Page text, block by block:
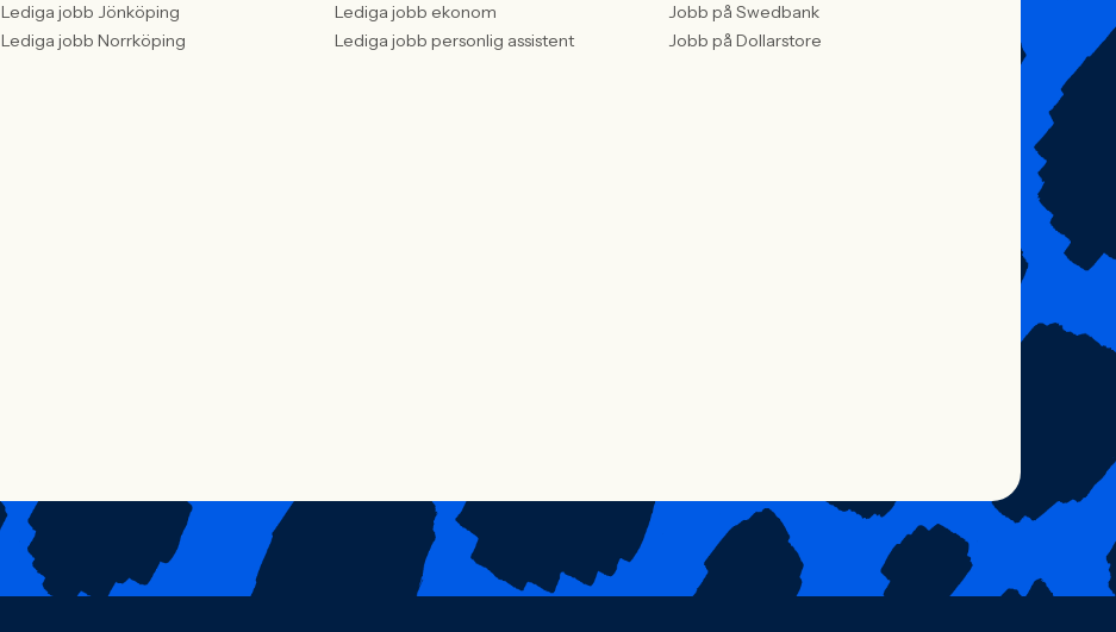
Lediga jobb Jönköping
Lediga jobb Norrköping
Lediga jobb ekonom
Lediga jobb personlig assistent
Jobb på Swedbank
Jobb på Dollarstore